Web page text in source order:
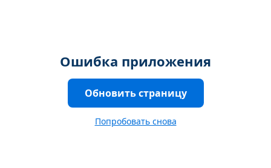
Ошибка приложения
Обновить страницу
Попробовать снова